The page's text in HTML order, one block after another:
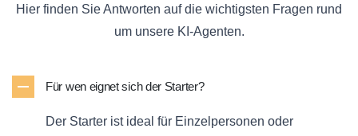
Hier finden Sie Antworten auf die wichtigsten Fragen rund
um unsere KI-Agenten.
Für wen eignet sich der Starter?
Der Starter ist ideal für Einzelpersonen oder